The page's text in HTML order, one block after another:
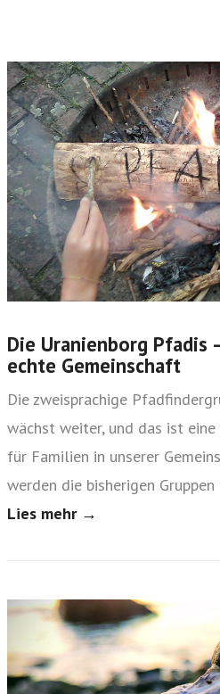
Die Uranienborg Pfadis
echte Gemeinschaft
Die zweisprachige
wächst weiter, und das ist
für Familien in unserer
werden die bisherigen
Lies mehr →